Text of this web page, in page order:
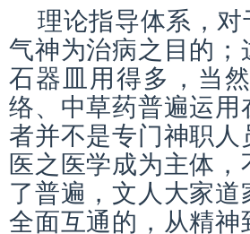
理论指导体系，
气神为治病之目的
石器皿用得多，当
络、中草药普遍运
者并不是专门神职
医之医学成为主体
了普遍，文人大家
全面互通的，从精